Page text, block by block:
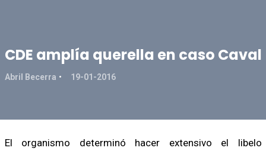
CDE amplía querella en caso Caval
Abril Becerra 19-01-2016
El organismo determinó hacer extensivo el libelo